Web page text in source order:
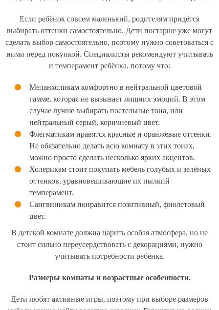
Если ребёнок совсем маленький, родителям придётся
выбирать оттенки самостоятельно. Дети постарше уже могут
сделать выбор самостоятельно, поэтому нужно советоваться с
ними перед покупкой. Специалисты рекомендуют учитывать
и темперамент ребёнка, потому что:
Меланхоликам комфортно в нейтральной цветовой
гамме, которая не вызывает лишних эмоций. В этом
случае лучше выбирать постельные тона, или
нейтральный серый, коричневый цвет.
Флегматикам нравятся красные и оранжевые оттенки.
Не обязательно делать всю комнату в этих тонах,
можно просто сделать несколько ярких акцентов.
Холерикам стоит покупать мебель голубых и зелёных
оттенков, уравновешивающие их пылкий
темперамент.
Сангвиникам понравится позитивный, фиолетовый
цвет.
В детской комнате должна царить особая атмосфера, но не
стоит сильно переусердствовать с декорациями, нужно
учитывать потребности ребёнка.
Размеры комнаты и возрастные особенности.
Дети любят активные игры, поэтому при выборе размеров